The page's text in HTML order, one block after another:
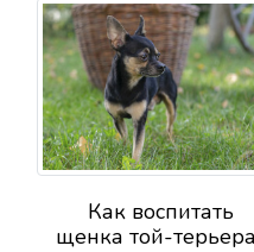
Как воспитать
щенка той-